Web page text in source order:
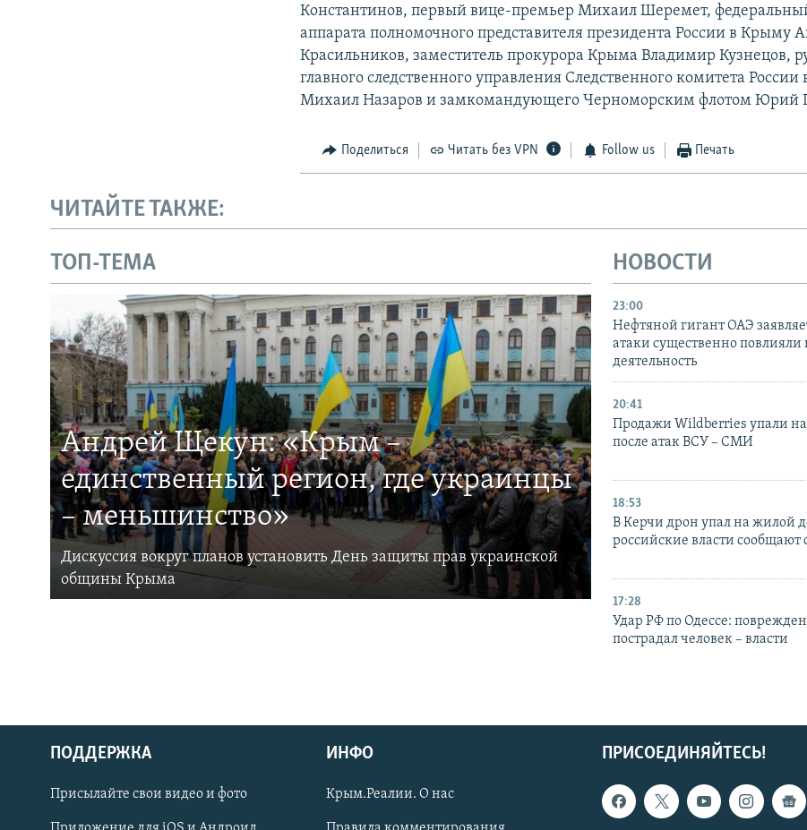
Українською
Qırımtatar
Константинов, первый вице-премьер Михаил Шеремет,
аппарата полномочного представителя президента России в Крыму
Красильников, заместитель прокурора Крыма Владимир Кузнецов,
главного следственного управления Следственного комитета
Михаил Назаров и замкомандующего Черноморским флотом Юрий
Поделиться Читать без VPN Follow us Печать
ЧИТАЙТЕ ТАКЖЕ:
ТОП-ТЕМА
Андрей Щекун: «Крым –
единственный регион, где украинцы
– меньшинство»
Дискуссия вокруг планов установить День защиты прав украинской
общины Крыма
НОВОСТИ
23:00
Нефтяной гигант ОАЭ
атаки существенно повлияли
деятельность
20:41
Продажи Wildberries упали
после атак ВСУ – СМИ
18:53
В Керчи дрон упал на жилой
российские власти сообщают
17:28
Удар РФ по Одессе:
пострадал человек – власти
ПРИСОЕДИНЯЙТЕСЬ!
ПОДДЕРЖКА
Присылайте свои видео и фото
ИНФО
Крым.Реалии. О нас